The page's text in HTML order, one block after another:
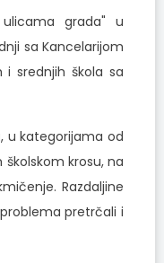
ulicama grada" u
sa Kancelarijom
srednjih škola sa
u kategorijama od
krosu, na
Razdaljine
pretrčali i